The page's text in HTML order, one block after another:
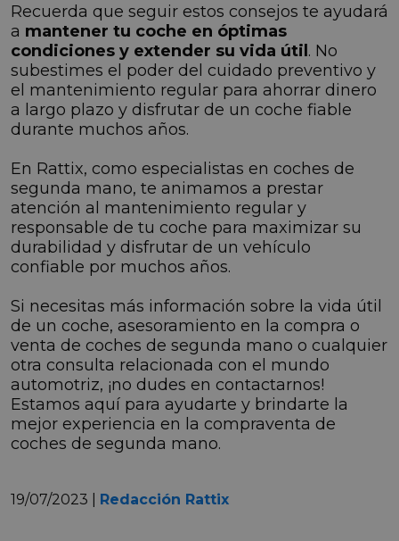
Recuerda que seguir estos consejos te ayudará
a mantener tu coche en óptimas
condiciones y extender su vida útil. No
subestimes el poder del cuidado preventivo y
el mantenimiento regular para ahorrar dinero
a largo plazo y disfrutar de un coche fiable
durante muchos años.
En Rattix, como especialistas en coches de
segunda mano, te animamos a prestar
atención al mantenimiento regular y
responsable de tu coche para maximizar su
durabilidad y disfrutar de un vehículo
confiable por muchos años.
Si necesitas más información sobre la vida útil
de un coche, asesoramiento en la compra o
venta de coches de segunda mano o cualquier
otra consulta relacionada con el mundo
automotriz, ¡no dudes en contactarnos!
Estamos aquí para ayudarte y brindarte la
mejor experiencia en la compraventa de
coches de segunda mano.
19/07/2023 | Redacción Rattix